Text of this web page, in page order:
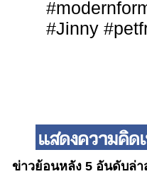
#Jinny
ข่าวย้อนหลัง 5 อันดับล่า